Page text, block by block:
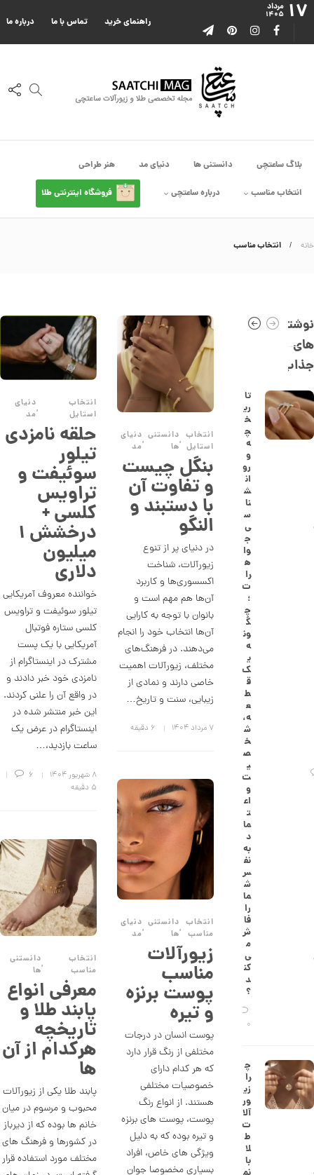
۱۷ مرداد
۱۴۰۵
درباره ما تماس با ما راهنمای خرید
بلاگ ساعتچی دانستنی ها دنیای مد هنر طراحی
انتخاب مناسب درباره ساعتچی فروشگاه اینترنتی طلا
خانه انتخاب مناسب
انتخاب
استایل
,دنیای
مد
حلقه نامزدی
تیلور
سوئیفت و
تراویس
کلسی +
درخشش ۱
میلیون
دلاری
خواننده معروف آمریکایی
تیلور سوئیفت و تراویس
کلسی ستاره فوتبال
آمریکایی با یک پست
مشترک در اینستاگرام از
نامزدی خود خبر دادند و
در واقع آن را علنی کردند.
این خبر منتشر شده در
اینستاگرام در عرض یک
ساعت بازدید،…
۸ شهریور ۱۴۰۴
6
5 دقیقه
انتخاب
استایل ,دانستنی
ها
,دنیای
مد
بنگل چیست
و تفاوت آن
با دستبند و
النگو
در دنیای پر از تنوع
زیورآلات، شناخت
اکسسوری‌ها و کاربرد
آن‌ها هم مهم است و
بانوان با توجه به کارایی
آن‌ها انتخاب خود را انجام
می‌دهند. در فرهنگ‌های
مختلف، زیورآلات اهمیت
خاصی دارند و نمادی از
زیبایی، سنت و تاریخ…
۷ مرداد ۱۴۰۴ 6 دقیقه
انتخاب
مناسب ,دانستنی
ها
,دنیای
مد
زیورآلات
مناسب
پوست برنزه
و تیره
پوست انسان در درجات
مختلفی از رنگ قرار دارد
که هر کدام دارای
خصوصیات مختلفی
هستند. از انواع رنگ
پوست، پوست های برنزه
و تیره بوده که به دلیل
ویژگی های خاص، افراد
بسیاری مخصوصا جوان
انتخاب
مناسب
,دانستنی
ها
معرفی انواع
پابند طلا و
تاریخچه
هرکدام از آن
ها
پابند طلا یکی از زیورآلات
محبوب و مرسوم در میان
خانم ها بوده که از دیرباز
در کشورها و فرهنگ های
مختلف مورد استفاده قرار
نوشته
های
جذاب
تا
ری
خ
چ
ه
و
رو
ان
ش
نا
س
ی
ج
وا
ه
را
ت
؛
چ
گ
ون
ه
ی
ک
ق
ط
ع
ه،
ش
خ
ص
ی
ت
و
اع
ت
ما
د
به
نف
س
ش
ما
را
فا
ش
م
ی‌
کن
د
؟
0
چ
را
زی
ور
آلا
ت
ط
لا
با
ز
ک
ک
8
0
,
6
0
0
0
ت
و
م
ا
ن
ن
گ
ش
ت
ر
ط
ل
ا
ا
ز
ک
ا
ک
ش
ن
م
ی
ن
ی
م
ا
ل
ط
ر
ح
ه
ش
ت
ض
ل
ع
ی
ک
8
8
9
2
6